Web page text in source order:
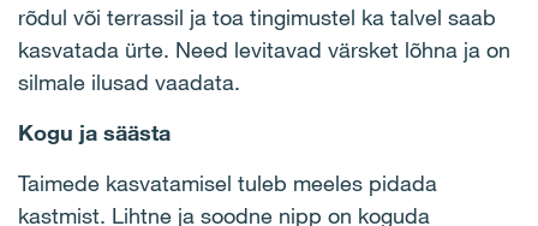
rõdul või terrassil ja toa tingimustel ka talvel saab
kasvatada ürte. Need levitavad värsket lõhna ja on
silmale ilusad vaadata.
Kogu ja säästa
Taimede kasvatamisel tuleb meeles pidada
kastmist. Lihtne ja soodne nipp on koguda